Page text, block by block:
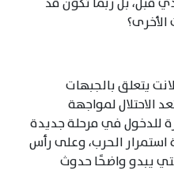
يتعلق بالجبهات
الاحتلال لمواجهة
للدخول في مرحلة جديدة
استمرار الحرب، وعلى رأس
يبدو واضحًا حدوث